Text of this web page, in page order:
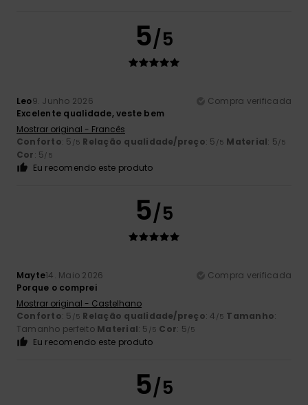
5/5
Leo9. Junho 2026
Compra verificada
Excelente qualidade, veste bem
Mostrar original - Francês
Conforto: 5 /5 Relação qualidade/preço: 5 /5 Material: 5/5
Cor: 5/5
Eu recomendo este produto
5/5
Mayte14. Maio 2026
Compra verificada
Porque o comprei
Mostrar original - Castelhano
Conforto: 5 /5 Relação qualidade/preço: 4 /5 Tamanho:
Tamanho perfeito Material: 5 /5 Cor: 5/5
Eu recomendo este produto
5/5